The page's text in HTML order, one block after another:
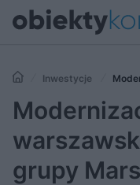
Inwestycje
Nimbusie dla grupy Marsh
grupy